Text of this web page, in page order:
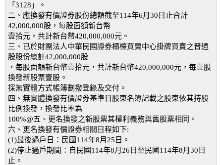
「3128」。
二、應換發有價證券股份總額截至114年6月30日止合計
42,000,000股，每股面額新台幣
壹拾元，共計新台幣420,000,000元。
三、已於財團法人中華民國證券櫃檯買賣中心掛牌買賣之普通
股股份總計42,000,000股
，每股面額新台幣壹拾元，共計新台幣420,000,000元，每壹股
換發新股票壹股。
採無實體方式帳簿劃撥登錄及交付。
四、無實體換發有價證券基準日股東名簿記載之股東依其持股
比例換發，換發比率為
100%@五、更名換發之新股票其權利義務與舊股票相同。
六、更名換發有價證券相關日程如下:
(1)最後過戶日：民國114年8月25日。
(2)停止過戶期間：自民國114年8月26日至民國114年8月30日
止。